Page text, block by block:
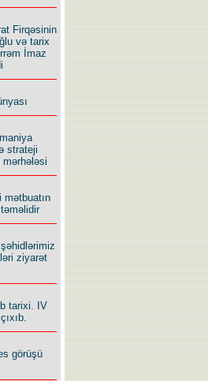
Firqəsinin
və tarix
İmaz
strateji
mərhələsi
mətbuatın
ziyarət
tarixi. IV
görüşü